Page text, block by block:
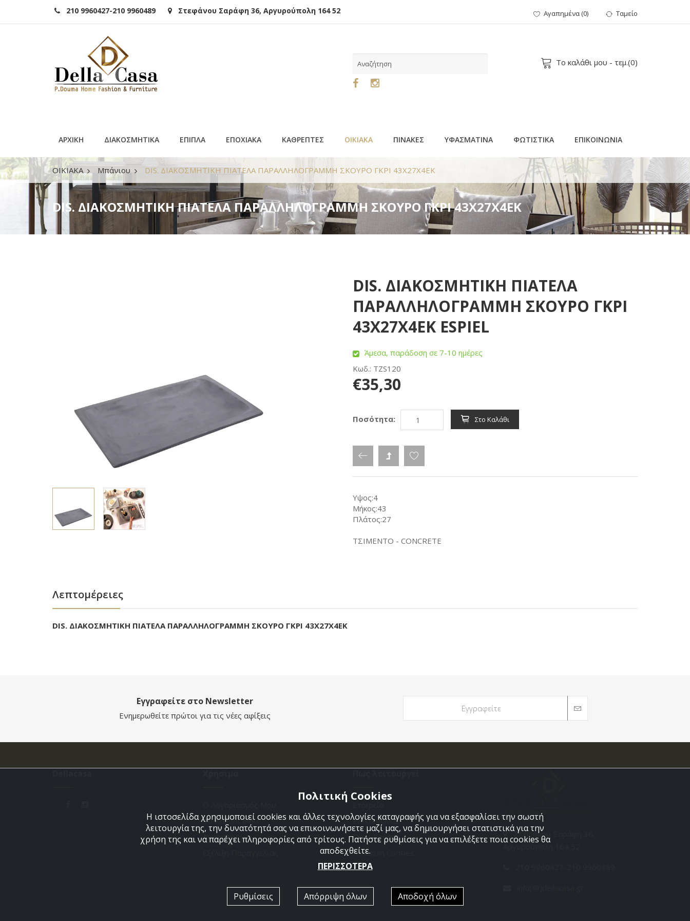
210 9960427-210 9960489 Στεφάνου Σαράφη 36, Αργυρούπολη 164 52 Αγαπημένα(0) Ταμείο
Το καλάθι μου - τεμ.(0)
ΑΡΧΙΚΗ ΔΙΑΚΟΣΜΗΤΙΚΑ ΕΠΙΠΛΑ ΕΠΟΧΙΑΚΑ ΚΑΘΡΕΠΤΕΣ ΟΙΚΙΑΚΑ ΠΙΝΑΚΕΣ ΥΦΑΣΜΑΤΙΝΑ ΦΩΤΙΣΤΙΚΑ ΕΠΙΚΟΙΝΩΝΙΑ
ΟΙΚΙΑΚΑ Μπάνιου DIS. ΔΙΑΚΟΣΜΗΤΙΚΗ ΠΙΑΤΕΛΑ ΠΑΡΑΛΛΗΛΟΓΡΑΜΜΗ ΣΚΟΥΡΟ ΓΚΡΙ 43Χ27Χ4ΕΚ
DIS. ΔΙΑΚΟΣΜΗΤΙΚΗ ΠΙΑΤΕΛΑ ΠΑΡΑΛΛΗΛΟΓΡΑΜΜΗ ΣΚΟΥΡΟ ΓΚΡΙ 43Χ27Χ4ΕΚ
DIS. ΔΙΑΚΟΣΜΗΤΙΚΗ ΠΙΑΤΕΛΑ
ΠΑΡΑΛΛΗΛΟΓΡΑΜΜΗ ΣΚΟΥΡΟ ΓΚΡΙ
43Χ27Χ4ΕΚ ESPIEL
Άμεσα, παράδοση σε 7-10 ημέρες
Κωδ.: TZS120
€35,30
Ποσότητα: Στο Καλάθι
Υψος:4
Μήκος:43
Πλάτος:27
ΤΣΙΜΕΝΤΟ - CONCRETE
Λεπτομέρειες
DIS. ΔΙΑΚΟΣΜΗΤΙΚΗ ΠΙΑΤΕΛΑ ΠΑΡΑΛΛΗΛΟΓΡΑΜΜΗ ΣΚΟΥΡΟ ΓΚΡΙ 43Χ27Χ4ΕΚ
Εγγραφείτε στο Newsletter
Ενημερωθείτε πρώτοι για τις νέες αφίξεις
Το Καλάθι Μου
Αγαπημένα
Επικοινωνια
Όροι Χρήσης
Πολιτική Cookies
Στεφάνου Σαράφη 36,
Πολιτική Cookies
Η ιστοσελίδα χρησιμοποιεί cookies και άλλες τεχνολογίες καταγραφής για να εξασφαλίσει την σωστή
λειτουργία της, την δυνατότητά σας να επικοινωνήσετε μαζί μας, να δημιουργήσει στατιστικά για την
χρήση της και να παρέχει πληροφορίες από τρίτους. Πατήστε ρυθμίσεις για να επιλέξετε ποια cookies θα
αποδεχθείτε.
ΠΕΡΙΣΣΟΤΕΡΑ
Ρυθμίσεις Απόρριψη όλων Αποδοχή όλων